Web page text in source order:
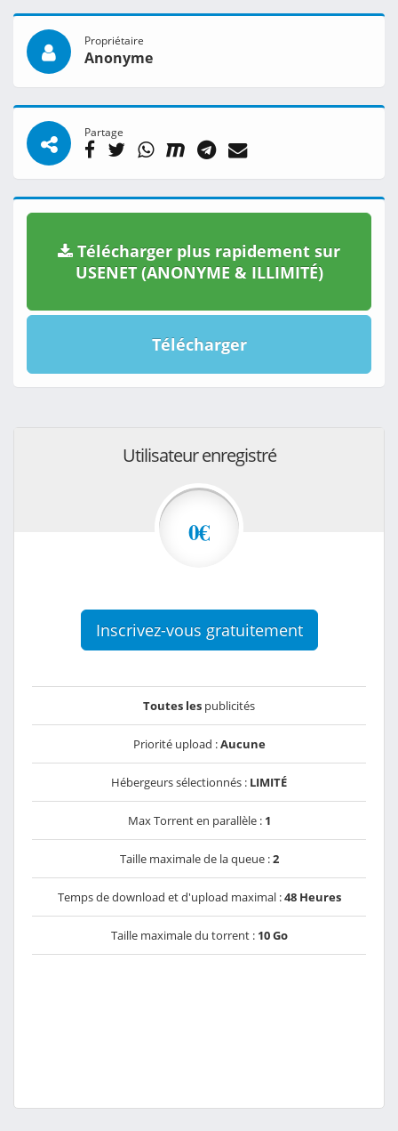
Propriétaire
Anonyme
Partage
Télécharger plus rapidement sur
USENET (ANONYME & ILLIMITÉ)
Télécharger
Utilisateur enregistré
0€
Inscrivez-vous gratuitement
Toutes les publicités
Priorité upload :Aucune
Hébergeurs sélectionnés : LIMITÉ
Max Torrent en parallèle : 1
Taille maximale de la queue :2
Temps de download et d'upload maximal :48 Heures
Taille maximale du torrent : 10 Go